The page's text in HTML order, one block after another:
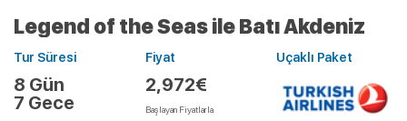
Legend of the Seas ile Batı Akdeniz
Tur Süresi
8 Gün
7 Gece
Fiyat
2,972€
Başlayan Fiyatlarla
Uçaklı Paket